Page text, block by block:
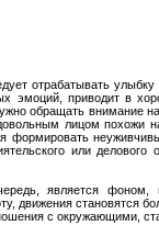
отрабатывать улыбку
эмоций, приводит в
обращать внимание
лицом похожи
формировать
или делового
является фоном,
движения становятся
с окружающими,